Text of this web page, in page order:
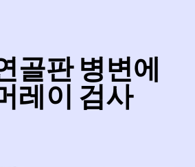
골판 병변에
레이 검사